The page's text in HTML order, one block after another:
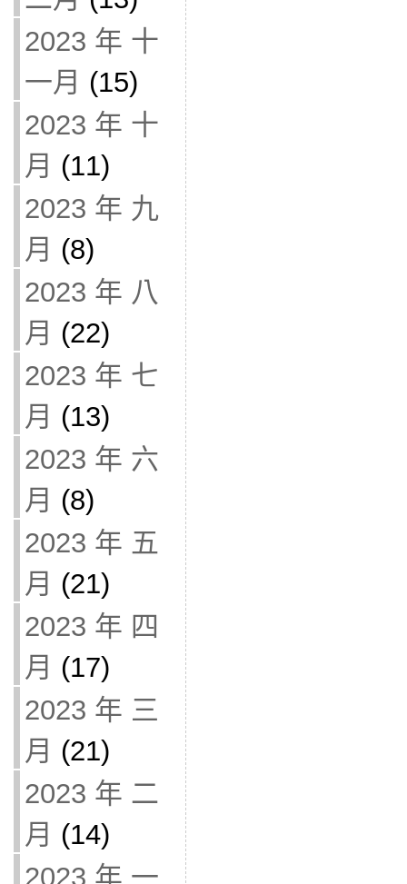
2023 年 十
一月 (15)
2023 年 十
月 (11)
2023 年 九
月 (8)
2023 年 八
月 (22)
2023 年 七
月 (13)
2023 年 六
月 (8)
2023 年 五
月 (21)
2023 年 四
月 (17)
2023 年 三
月 (21)
2023 年 二
月 (14)
2023 年 一